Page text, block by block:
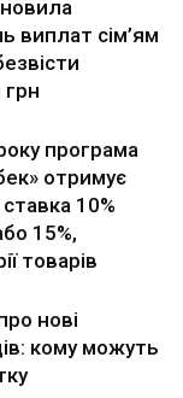
виплат сім’ям
грн
програма
отримує
10%
15%,
товарів
нові
кому можуть